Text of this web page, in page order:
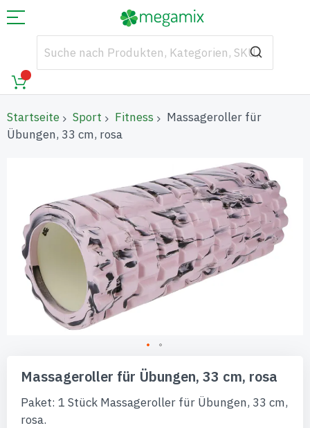
Startseite Sport Fitness
Massageroller für
Übungen, 33 cm, rosa
springen
Anfang
Bildgalerie
springen
Massageroller für Übungen, 33 cm, rosa
Paket: 1 Stück Massageroller für Übungen, 33 cm,
rosa.